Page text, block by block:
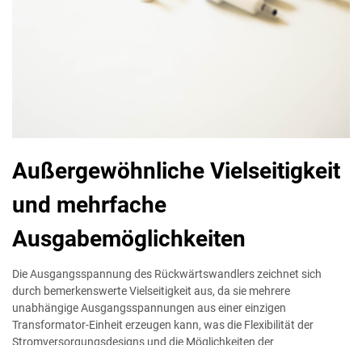
Außergewöhnliche Vielseitigkeit
und mehrfache
Ausgabemöglichkeiten
Die Ausgangsspannung des Rückwärtswandlers zeichnet sich
durch bemerkenswerte Vielseitigkeit aus, da sie mehrere
unabhängige Ausgangsspannungen aus einer einzigen
Transformator-Einheit erzeugen kann, was die Flexibilität der
Stromversorgungsdesigns und die Möglichkeiten der